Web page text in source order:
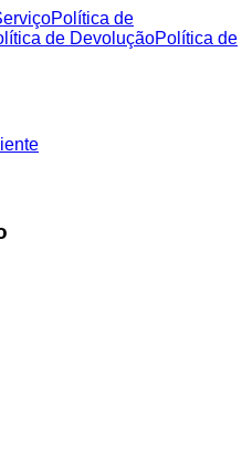
Política de
de DevoluçãoPolítica de